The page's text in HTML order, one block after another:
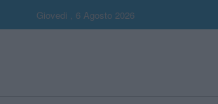
Giovedi , 6 Agosto 2026